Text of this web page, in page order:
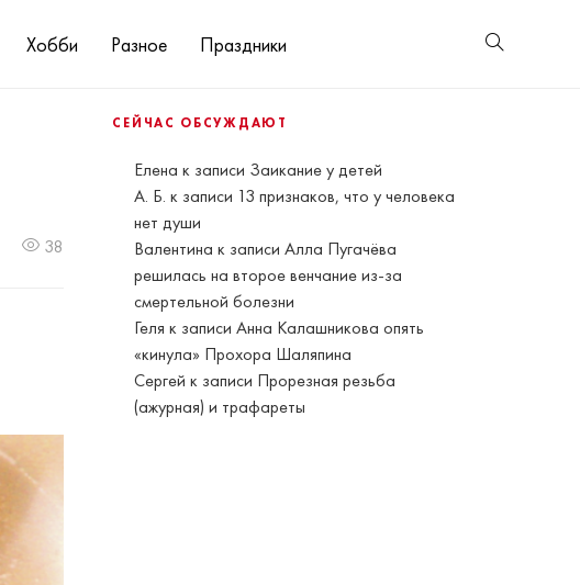
Хобби Разное Праздники
СЕЙЧАС ОБСУЖДАЮТ
Елена к записи Заикание у детей
А. Б. к записи 13 признаков, что у человека
нет души
Валентина к записиАлла Пугачёва
решилась на второе венчание из-за
смертельной болезни
Геля к записиАнна Калашникова опять
«кинула» Прохора Шаляпина
Сергей к записи Прорезная резьба
(ажурная) и трафареты
38